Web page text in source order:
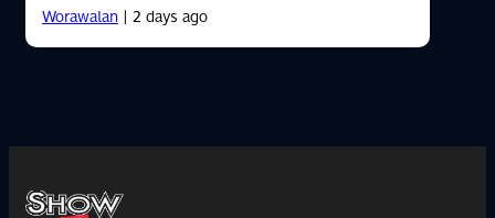
Worawalan| 2 days ago